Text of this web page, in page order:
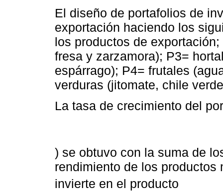
El diseño de portafolios de
exportación haciendo los
los productos de
fresa y zarzamora); P3=
espárrago); P4= frutales
verduras (jitomate, chile
La tasa de crecimiento del
) se obtuvo con la suma de
rendimiento de los productos
invierte en el producto